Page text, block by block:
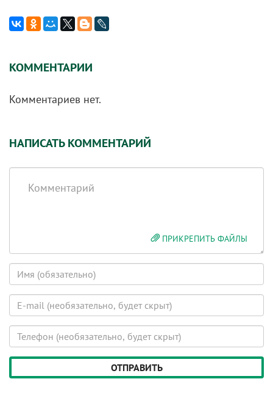
КОММЕНТАРИИ
Комментариев нет.
НАПИСАТЬ КОММЕНТАРИЙ
ПРИКРЕПИТЬ ФАЙЛЫ
Имя
mail
(будет
скрыт)
Телефон
(будет
скрыт)